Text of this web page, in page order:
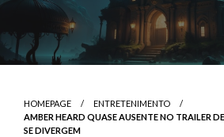
HOMEPAGE
ENTRETENIMENTO
AMBER HEARD QUASE AUSENTE NO TRAILER
SE DIVERGEM